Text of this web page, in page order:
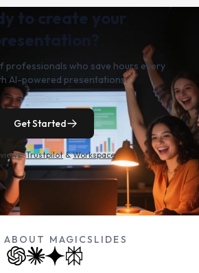
to create your
professionals who save hours every
AI-powered presentations.
Get Started
·Trustpilot & Workspace
ABOUT MAGICSLIDES